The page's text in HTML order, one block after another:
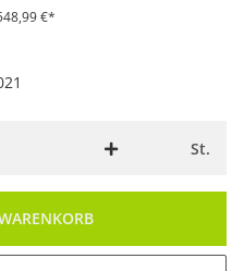
€*
St.